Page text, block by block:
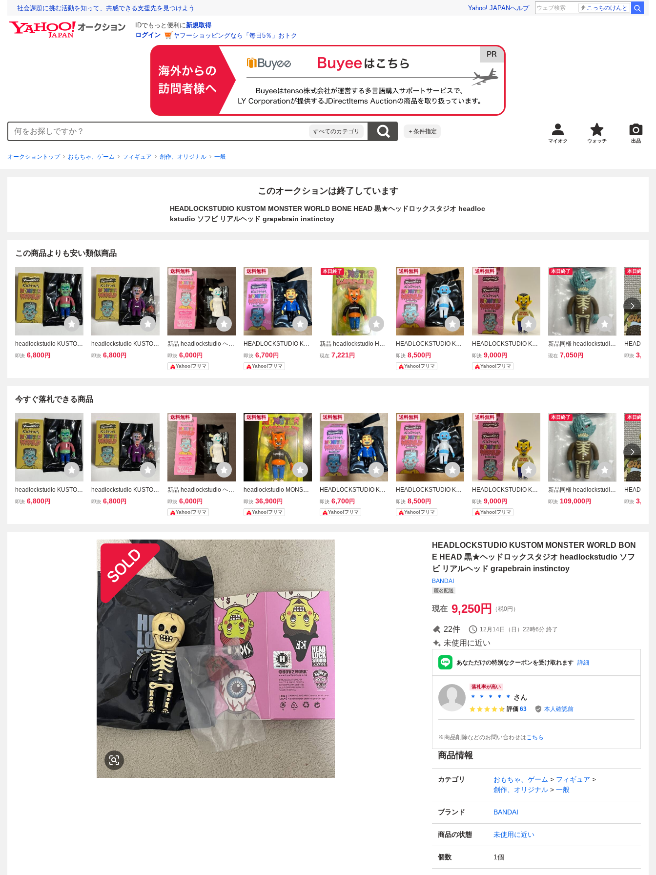
社会課題に挑む活動を知って、共感できる支援先を見つけよう Yahoo! JAPANヘルプ こっちのけんと
IDでもっと便利に新規取得
ログイン
ヤフーショッピングなら「毎日5％」おトク
すべてのカテゴリ ＋条件指定
マイオク ウォッチ 出品
オークショントップ おもちゃ、ゲーム フィギュア 創作、オリジナル 一般
このオークションは終了しています
HEADLOCKSTUDIO KUSTOM MONSTER WORLD BONE HEAD 黒★ヘッドロックスタジオ headloc
kstudio ソフビ リアルヘッド grapebrain instinctoy
この商品よりも安い類似商品
headlockstudio KUSTOM
MONSTER WORLD SERI
即決 6,800円
headlockstudio KUSTOM
MONSTER WORLD SERI
即決 6,800円
送料無料
新品 headlockstudio ヘッ
ドロックスタジオ KUSTO
M MONSTER WORLD se
ries 3 ソフビ ③
即決 6,000円
Yahoo!フリマ
送料無料
HEADLOCKSTUDIO KUS
TOM MONSTER WORLD
SERIES 3 ソフビ
即決 6,700円
Yahoo!フリマ
本日終了
新品 headlockstudio HEA
D LOCK STUDIO ヘッド
現在 7,221円
送料無料
HEADLOCKSTUDIO KUS
TOM MONSTER WORLD
series 3 ソフビ
即決 8,500円
Yahoo!フリマ
送料無料
HEADLOCKSTUDIO KUS
TOM MONSTER WORLD
シリーズ3 Diablo ヘッド
ロックスタジオ ソフビ
即決 9,000円
Yahoo!フリマ
本日終了
新品同様 headlockstudio
Slime Kun ヘッドロック
現在 7,050円
本日終了
nny's
即決 3,800
今すぐ落札できる商品
headlockstudio KUSTOM
MONSTER WORLD SERI
即決 6,800円
headlockstudio KUSTOM
MONSTER WORLD SERI
即決 6,800円
送料無料
新品 headlockstudio ヘッ
ドロックスタジオ KUSTO
M MONSTER WORLD se
ries 3 ソフビ ③
即決 6,000円
Yahoo!フリマ
送料無料
headlockstudio MONSTE
R WORLD ブリスター ソ
フビ ヘッドロックスタジ
オ
即決 36,900円
Yahoo!フリマ
送料無料
HEADLOCKSTUDIO KUS
TOM MONSTER WORLD
SERIES 3 ソフビ
即決 6,700円
Yahoo!フリマ
送料無料
HEADLOCKSTUDIO KUS
TOM MONSTER WORLD
series 3 ソフビ
即決 8,500円
Yahoo!フリマ
送料無料
HEADLOCKSTUDIO KUS
TOM MONSTER WORLD
シリーズ3 Diablo ヘッド
ロックスタジオ ソフビ
即決 9,000円
Yahoo!フリマ
本日終了
新品同様 headlockstudio
Slime Kun ヘッドロック
即決 109,000円
本日終了
nny's
即決 3,800
HEADLOCKSTUDIO KUSTOM MONSTER WORLD BON
E HEAD 黒★ヘッドロックスタジオ headlockstudio ソフ
ビ リアルヘッド grapebrain instinctoy
BANDAI
匿名配送
現在 9,250円 （税0円）
22件 12月14日（日）22時6分 終了
未使用に近い
あなただけの特別なクーポンを受け取れます 詳細
落札率が高い
＊ ＊ ＊ ＊ ＊ さん
評価 63 本人確認前
※商品削除などのお問い合わせはこちら
商品情報
カテゴリ おもちゃ、ゲーム
フィギュア
創作、オリジナル
一般
ブランド BANDAI
商品の状態 未使用に近い
個数 1個